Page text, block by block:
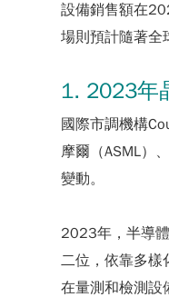
設備銷售額在
場則預計隨著全
1. 2023年
國際市調機構
摩爾（ASML）
變動。
2023年，半導
二位，依靠多樣
在量測和檢測設